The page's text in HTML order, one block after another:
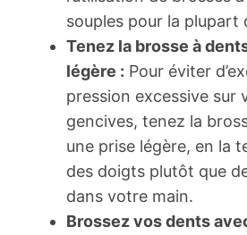
souples pour la plupart
Tenez la brosse à
légère : Pour éviter
pression excessive sur
gencives, tenez la
une prise légère, en la
des doigts plutôt que
dans votre main.
Brossez vos dents